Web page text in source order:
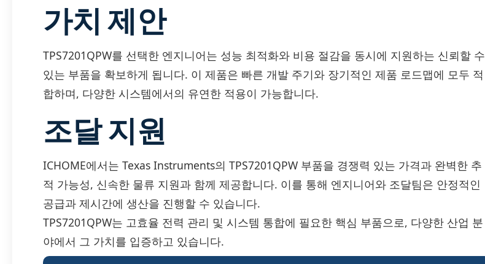
가치 제안
TPS7201QPW를 선택한 엔지니어는 성능 최적화와 비용 절감을 동시에 지원하는 신뢰할 수
있는 부품을 확보하게 됩니다. 이 제품은 빠른 개발 주기와 장기적인 제품 로드맵에 모두 적
합하며, 다양한 시스템에서의 유연한 적용이 가능합니다.
조달 지원
ICHOME에서는 Texas Instruments의 TPS7201QPW 부품을 경쟁력 있는 가격과 완벽한 추
적 가능성, 신속한 물류 지원과 함께 제공합니다. 이를 통해 엔지니어와 조달팀은 안정적인
공급과 제시간에 생산을 진행할 수 있습니다.
TPS7201QPW는 고효율 전력 관리 및 시스템 통합에 필요한 핵심 부품으로, 다양한 산업 분
야에서 그 가치를 입증하고 있습니다.